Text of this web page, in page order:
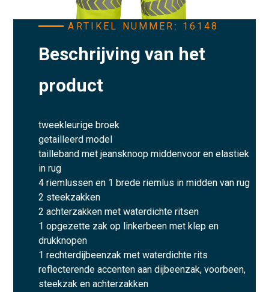
ARTIKEL NUMMER: 16148
Beschrijving van het
product
tweekleurige broek
getailleerd model
tailleband met jeansknoop middenvoor en elastiek
in rug
4 riemlussen en 1 brede riemlus in midden van rug
2 steekzakken
2 achterzakken met waterdichte ritsen
1 opgezette zak op linkerbeen met klep en
drukknopen
1 rechterdijbeenzak met waterdichte rits
reflecterende accenten aan dijbeenzak, voorbeen,
steekzak en achterzakken